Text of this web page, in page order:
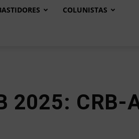
COLUNISTAS
2025: CRB-